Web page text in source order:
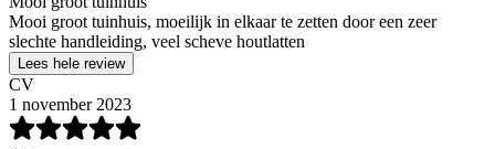
Mooi groot tuinhuis, moeilijk in elkaar te zetten door een zeer
slechte handleiding, veel scheve houtlatten
Lees hele review
CV
1 november 2023